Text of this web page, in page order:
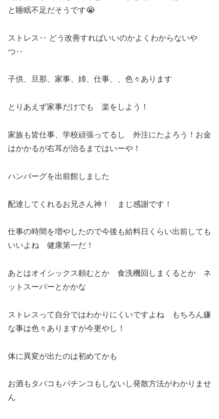
と睡眠不足だそうです😭
ストレス‥ どう改善すればいいのかよくわからないや
つ‥
子供、旦那、家事、姉、仕事、、色々あります
とりあえず家事だけでも 楽をしよう！
家族も皆仕事、学校頑張ってるし 外注にたよろう！お金
はかかるが右耳が治るまではいーや！
ハンバーグを出前館しました
配達してくれるお兄さん神！ まじ感謝です！
仕事の時間を増やしたので今後も給料日くらい出前しても
いいよね 健康第一だ！
あとはオイシックス頼むとか 食洗機回しまくるとか ネ
ットスーパーとかかな
ストレスって自分ではわかりにくいですよね もちろん嫌
な事は色々ありますが今更やし！
体に異変が出たのは初めてかも
お酒もタバコもパチンコもしないし発散方法がわかりませ
ん